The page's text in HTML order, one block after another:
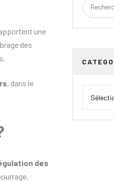
une
des
, dans le
des